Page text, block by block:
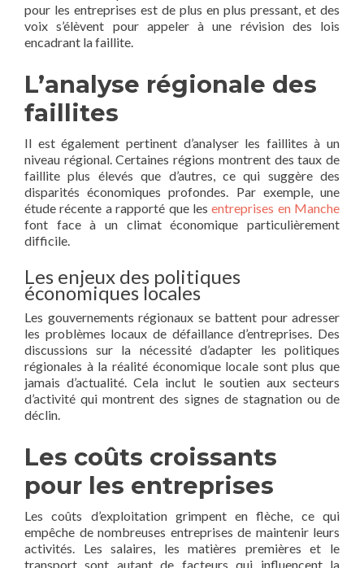
pour les entreprises est de plus en plus pressant, et des
voix s’élèvent pour appeler à une révision des lois
encadrant la faillite.
L’analyse régionale des
faillites
Il est également pertinent d’analyser les faillites à un
niveau régional. Certaines régions montrent des taux de
faillite plus élevés que d’autres, ce qui suggère des
disparités économiques profondes. Par exemple, une
étude récente a rapporté que lesentreprises en Manche
font face à un climat économique particulièrement
difficile.
Les enjeux des politiques
économiques locales
Les gouvernements régionaux se battent pour adresser
les problèmes locaux de défaillance d’entreprises. Des
discussions sur la nécessité d’adapter les politiques
régionales à la réalité économique locale sont plus que
jamais d’actualité. Cela inclut le soutien aux secteurs
d’activité qui montrent des signes de stagnation ou de
déclin.
Les coûts croissants
pour les entreprises
Les coûts d’exploitation grimpent en flèche, ce qui
empêche de nombreuses entreprises de maintenir leurs
activités. Les salaires, les matières premières et le
transport sont autant de facteurs qui influencent la